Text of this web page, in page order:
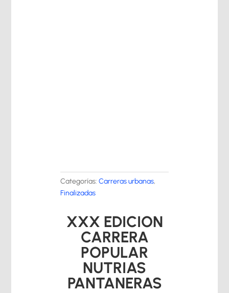
Categorías:Carreras urbanas,
Finalizadas
XXX EDICION
CARRERA
POPULAR
NUTRIAS
PANTANERAS